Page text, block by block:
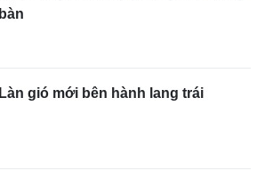
bàn
Làn gió mới bên hành lang trái